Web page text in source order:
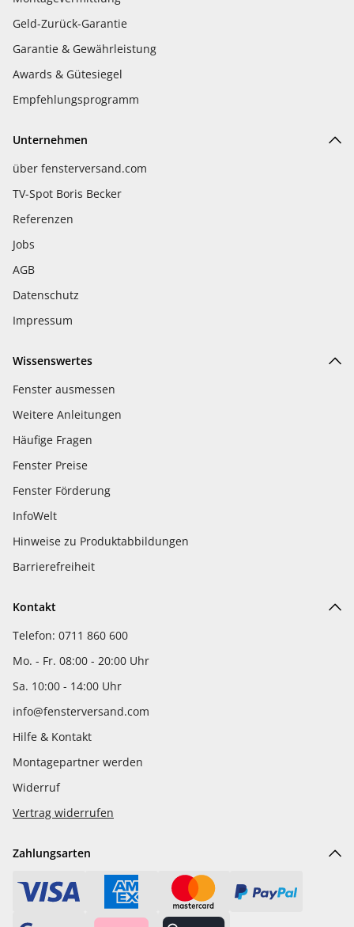
Geld-Zurück-Garantie
Garantie & Gewährleistung
Awards & Gütesiegel
Empfehlungsprogramm
Unternehmen
über fensterversand.com
TV-Spot Boris Becker
Referenzen
Jobs
AGB
Datenschutz
Impressum
Wissenswertes
Fenster ausmessen
Weitere Anleitungen
Häufige Fragen
Fenster Preise
Fenster Förderung
InfoWelt
Hinweise zu Produktabbildungen
Barrierefreiheit
Kontakt
Telefon: 0711 860 600
Mo. - Fr. 08:00 - 20:00 Uhr
Sa. 10:00 - 14:00 Uhr
info@fensterversand.com
Hilfe & Kontakt
Montagepartner werden
Widerruf
Vertrag widerrufen
Zahlungsarten